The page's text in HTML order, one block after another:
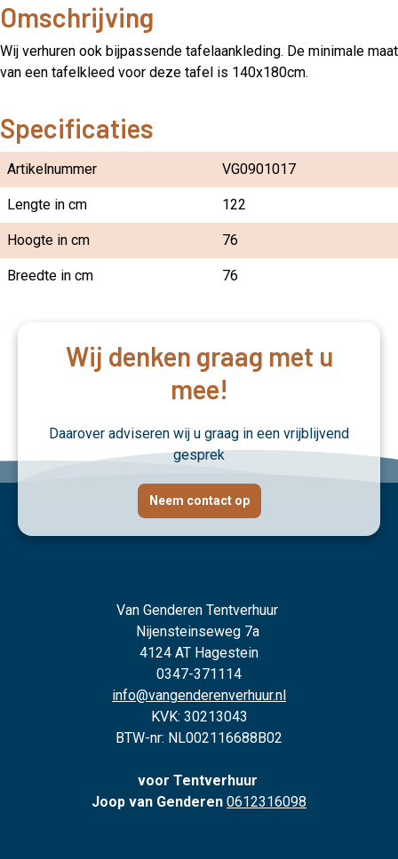
Omschrijving
Wij verhuren ook bijpassende tafelaankleding. De minimale maat
van een tafelkleed voor deze tafel is 140x180cm.
Specificaties
Artikelnummer VG0901017
Lengte in cm 122
Hoogte in cm 76
Breedte in cm 76
Wij denken graag met u
mee!
Daarover adviseren wij u graag in een vrijblijvend
gesprek
Neem contact op
Van Genderen Tentverhuur
Nijensteinseweg 7a
4124 AT Hagestein
0347-371114
info@vangenderenverhuur.nl
KVK: 30213043
BTW-nr: NL002116688B02
voor Tentverhuur
Joop van Genderen 0612316098